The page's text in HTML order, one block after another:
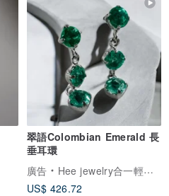
翠語Colombian Emerald 長
垂耳環
廣告
Hee jewelry合一輕珠寶
US$ 426.72